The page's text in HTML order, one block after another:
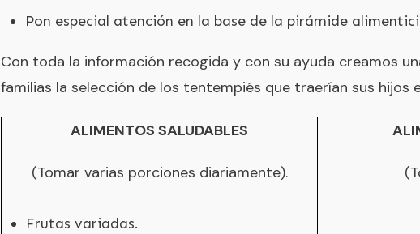
Pon especial atención en la base de la pirámide
Con toda la información recogida y con su ayuda creamos
familias la selección de los tentempiés que traerían sus hijos
ALIMENTOS SALUDABLES
(Tomar varias porciones diariamente).
Frutas variadas.